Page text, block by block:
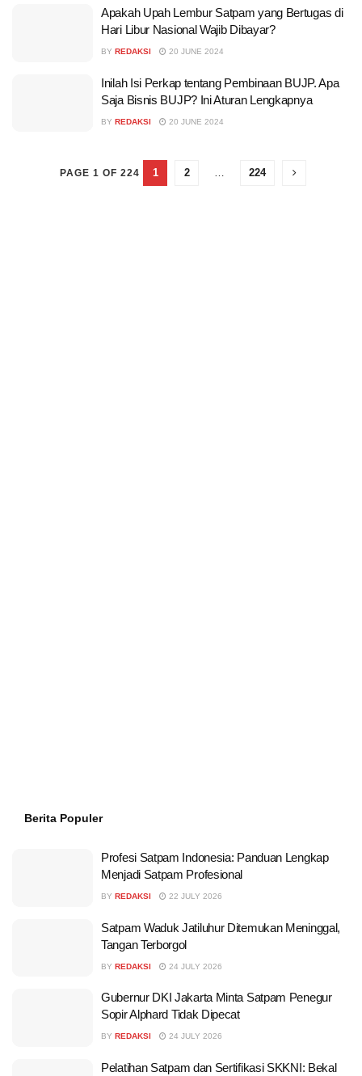
Apakah Upah Lembur Satpam yang Bertugas di
Hari Libur Nasional Wajib Dibayar?
BY REDAKSI 20 JUNE 2024
Inilah Isi Perkap tentang Pembinaan BUJP. Apa
Saja Bisnis BUJP? Ini Aturan Lengkapnya
BY REDAKSI 20 JUNE 2024
PAGE 1 OF 224 1 2 … 224
Berita Populer
Profesi Satpam Indonesia: Panduan Lengkap
Menjadi Satpam Profesional
BY REDAKSI 22 JULY 2026
Satpam Waduk Jatiluhur Ditemukan Meninggal,
Tangan Terborgol
BY REDAKSI 24 JULY 2026
Gubernur DKI Jakarta Minta Satpam Penegur
Sopir Alphard Tidak Dipecat
BY REDAKSI 24 JULY 2026
Pelatihan Satpam dan Sertifikasi SKKNI: Bekal